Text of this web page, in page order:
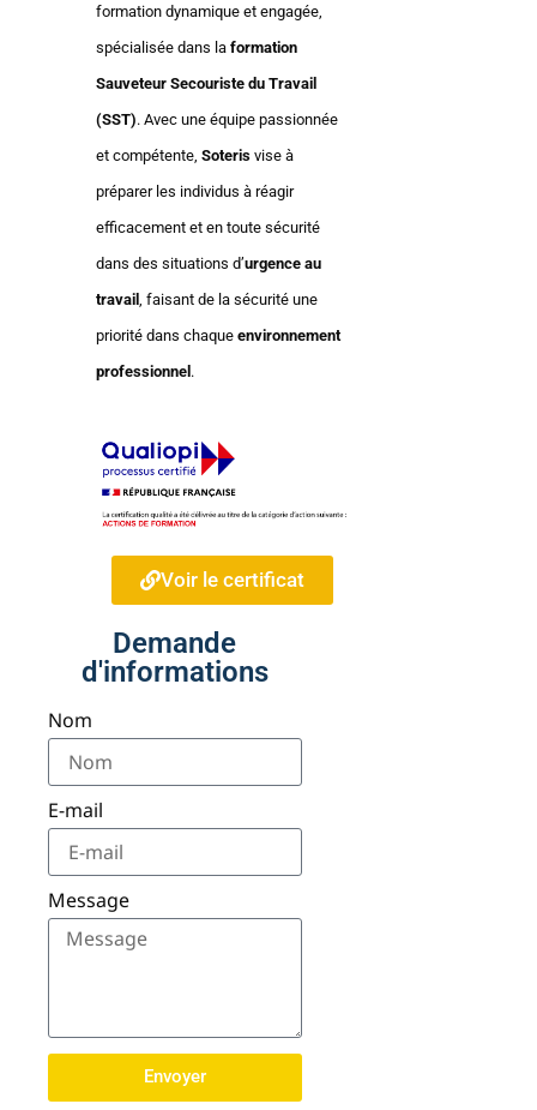
formation dynamique et engagée,
spécialisée dans la formation
Sauveteur Secouriste du Travail
(SST). Avec une équipe passionnée
et compétente, Soteris vise à
préparer les individus à réagir
efficacement et en toute sécurité
dans des situations d’urgence au
travail , faisant de la sécurité une
priorité dans chaque environnement
professionnel .
Voir le certificat
Demande
d'informations
Nom
E-mail
Message
Envoyer